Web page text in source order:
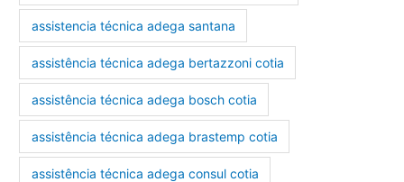
assistencia técnica adega santana
assistência técnica adega bertazzoni cotia
assistência técnica adega bosch cotia
assistência técnica adega brastemp cotia
assistência técnica adega consul cotia